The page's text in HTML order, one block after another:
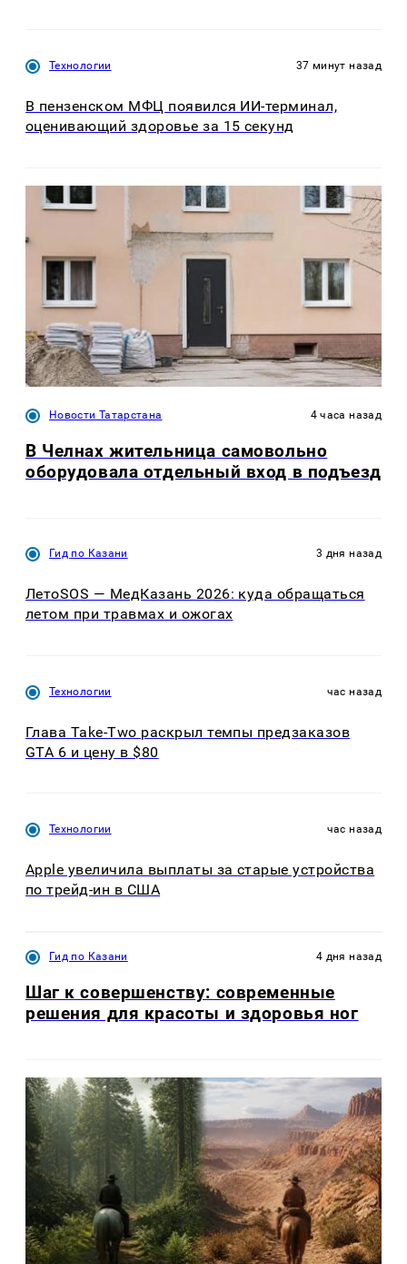
Технологии 37 минут назад
В пензенском МФЦ появился ИИ-терминал,
оценивающий здоровье за 15 секунд
Новости Татарстана 4 часа назад
В Челнах жительница самовольно
оборудовала отдельный вход в подъезд
Гид по Казани 3 дня назад
ЛетоSOS — МедКазань 2026: куда обращаться
летом при травмах и ожогах
Технологии час назад
Глава Take-Two раскрыл темпы предзаказов
GTA 6 и цену в $80
Технологии час назад
Apple увеличила выплаты за старые устройства
по трейд-ин в США
Гид по Казани 4 дня назад
Шаг к совершенству: современные
решения для красоты и здоровья ног